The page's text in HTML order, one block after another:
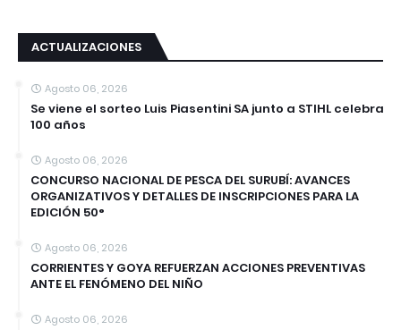
ACTUALIZACIONES
Agosto 06, 2026
Se viene el sorteo Luis Piasentini SA junto a STIHL celebra
100 años
Agosto 06, 2026
CONCURSO NACIONAL DE PESCA DEL SURUBÍ: AVANCES
ORGANIZATIVOS Y DETALLES DE INSCRIPCIONES PARA LA
EDICIÓN 50°
Agosto 06, 2026
CORRIENTES Y GOYA REFUERZAN ACCIONES PREVENTIVAS
ANTE EL FENÓMENO DEL NIÑO
Agosto 06, 2026